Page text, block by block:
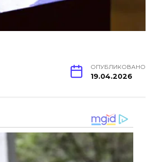
ОПУБЛИКОВАНО
19.04.2026